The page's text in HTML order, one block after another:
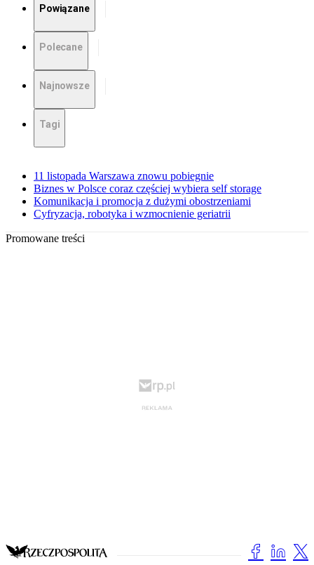
Powiązane
Polecane
Najnowsze
Tagi
11 listopada Warszawa znowu pobiegnie
Biznes w Polsce coraz częściej wybiera self storage
Komunikacja i promocja z dużymi obostrzeniami
Cyfryzacja, robotyka i wzmocnienie geriatrii
Promowane treści